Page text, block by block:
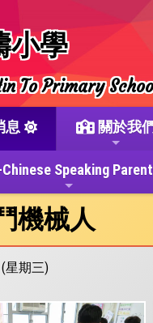
小學
To Primary
息 關於我
Speaking
機械人
(星期三)